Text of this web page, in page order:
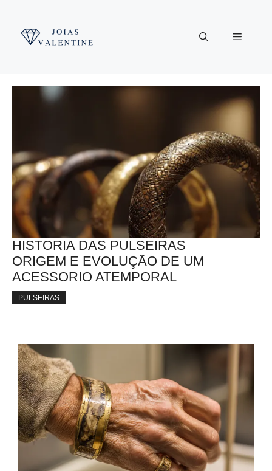
Menu
HISTORIA DAS PULSEIRAS
ORIGEM E EVOLUÇÃO DE UM
ACESSORIO ATEMPORAL
PULSEIRAS